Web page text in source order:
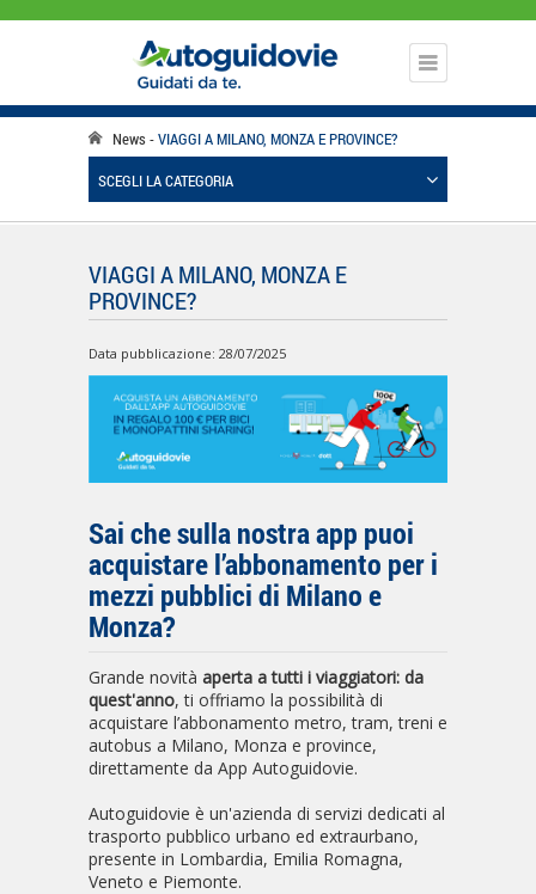
News
VIAGGI A MILANO, MONZA E PROVINCE?
SCEGLI LA CATEGORIA
VIAGGI A MILANO, MONZA E
PROVINCE?
Data pubblicazione: 28/07/2025
Sai che sulla nostra app puoi
acquistare l’abbonamento per i
mezzi pubblici di Milano e
Monza?
Grande novità aperta a tutti i viaggiatori: da
quest'anno, ti offriamo la possibilità di
acquistare l’abbonamento metro, tram, treni e
autobus a Milano, Monza e province,
direttamente da App Autoguidovie.
Autoguidovie è un'azienda di servizi dedicati al
trasporto pubblico urbano ed extraurbano,
presente in Lombardia, Emilia Romagna,
Veneto e Piemonte.